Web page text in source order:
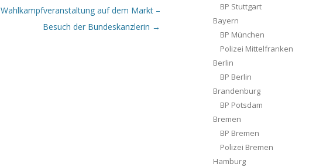
Wahlkampfveranstaltung auf dem Markt –
Besuch der Bundeskanzlerin →
BP Stuttgart
Bayern
BP München
Polizei Mittelfranken
Berlin
BP Berlin
Brandenburg
BP Potsdam
Bremen
BP Bremen
Polizei Bremen
Hamburg